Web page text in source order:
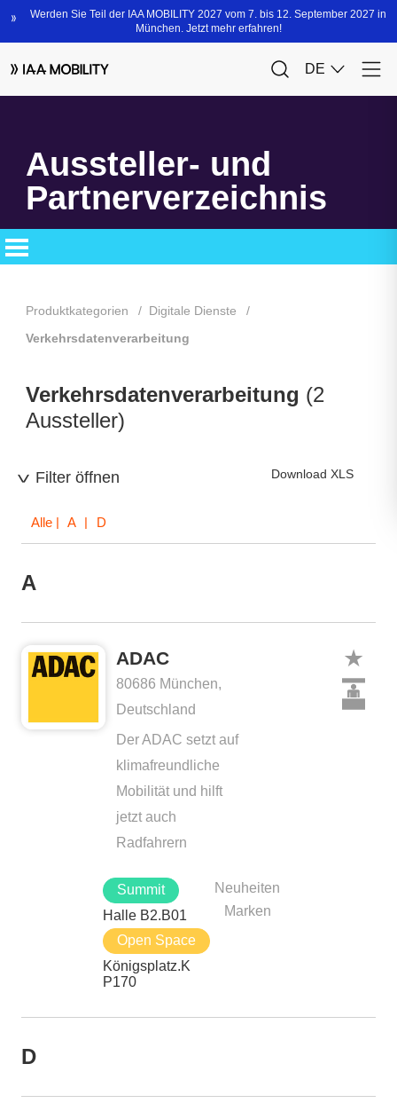
Aussteller- und
Partnerverzeichnis
Produktkategorien
Digitale Dienste
Verkehrsdatenverarbeitung
Verkehrsdatenverarbeitung (2
Aussteller)
Filter öffnen Download XLS
Alle | A | D
A
ADAC
80686 München,
Deutschland
Der ADAC setzt auf
klimafreundliche
Mobilität und hilft
jetzt auch
Radfahrern
Neuheiten
Marken
Summit
Halle B2.B01
Open Space
Königsplatz.K
P170
D